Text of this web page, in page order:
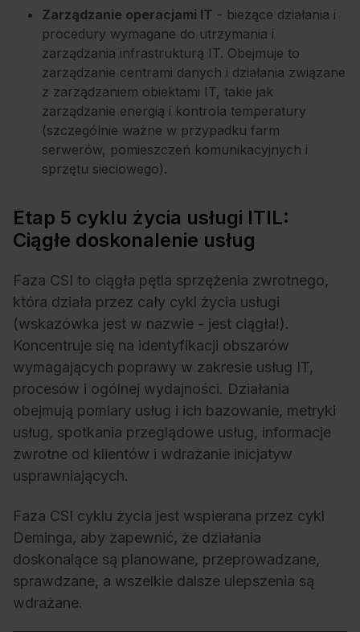
Zarządzanie operacjami IT - bieżące działania i
procedury wymagane do utrzymania i
zarządzania infrastrukturą IT. Obejmuje to
zarządzanie centrami danych i działania związane
z zarządzaniem obiektami IT, takie jak
zarządzanie energią i kontrola temperatury
(szczególnie ważne w przypadku farm
serwerów, pomieszczeń komunikacyjnych i
sprzętu sieciowego).
Etap 5 cyklu życia usługi ITIL:
Ciągłe doskonalenie usług
Faza CSI to ciągła pętla sprzężenia zwrotnego,
która działa przez cały cykl życia usługi
(wskazówka jest w nazwie - jest ciągła!).
Koncentruje się na identyfikacji obszarów
wymagających poprawy w zakresie usług IT,
procesów i ogólnej wydajności. Działania
obejmują pomiary usług i ich bazowanie, metryki
usług, spotkania przeglądowe usług, informacje
zwrotne od klientów i wdrażanie inicjatyw
usprawniających.
Faza CSI cyklu życia jest wspierana przez cykl
Deminga, aby zapewnić, że działania
doskonalące są planowane, przeprowadzane,
sprawdzane, a wszelkie dalsze ulepszenia są
wdrażane.